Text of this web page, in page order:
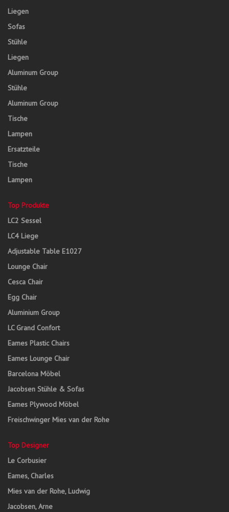
Liegen
Sofas
Stühle
Liegen
Aluminum Group
Stühle
Aluminum Group
Tische
Lampen
Ersatzteile
Tische
Lampen
Top Produkte
LC2 Sessel
LC4 Liege
Adjustable Table E1027
Lounge Chair
Cesca Chair
Egg Chair
Aluminium Group
LC Grand Confort
Eames Plastic Chairs
Eames Lounge Chair
Barcelona Möbel
Jacobsen Stühle & Sofas
Eames Plywood Möbel
Freischwinger Mies van der Rohe
Top Designer
Le Corbusier
Eames, Charles
Mies van der Rohe, Ludwig
Jacobsen, Arne